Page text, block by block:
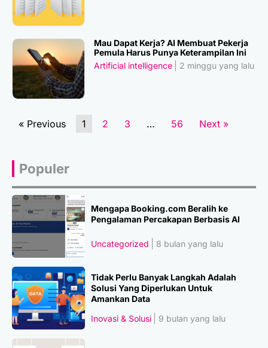
Mau Dapat Kerja? AI Membuat Pekerja
Pemula Harus Punya Keterampilan Ini
Artificial intelligence
2 minggu yang lalu
« Previous 1 2 3 … 56 Next »
Populer
Mengapa Booking.com Beralih ke
Pengalaman Percakapan Berbasis AI
Uncategorized 8 bulan yang lalu
Tidak Perlu Banyak Langkah Adalah
Solusi Yang Diperlukan Untuk
Amankan Data
Inovasi & Solusi
9 bulan yang lalu